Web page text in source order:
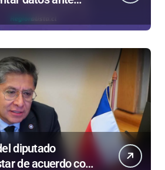
diputado
de acuerdo con